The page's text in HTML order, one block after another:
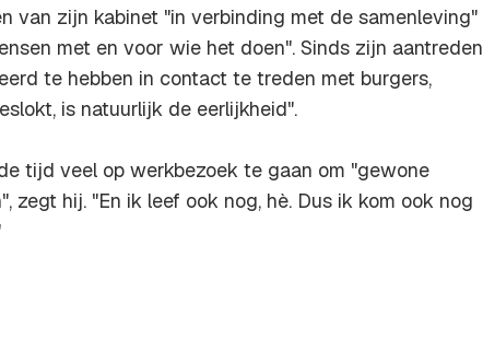
van zijn kabinet "in verbinding met de samenleving"
met en voor wie het doen". Sinds zijn aantreden
te hebben in contact te treden met burgers,
is natuurlijk de eerlijkheid".
tijd veel op werkbezoek te gaan om "gewone
zegt hij. "En ik leef ook nog, hè. Dus ik kom ook nog